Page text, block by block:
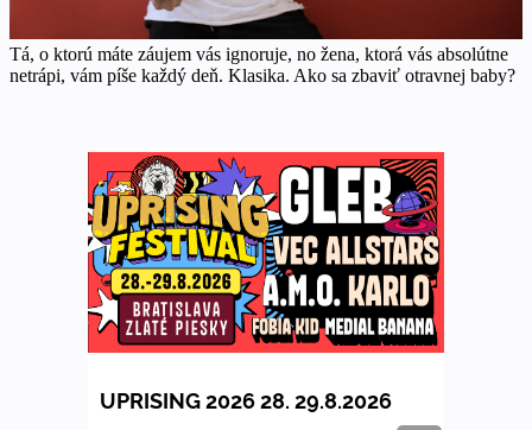
Tá, o ktorú máte záujem vás ignoruje, no žena, ktorá vás absolútne
netrápi, vám píše každý deň. Klasika. Ako sa zbaviť otravnej baby?